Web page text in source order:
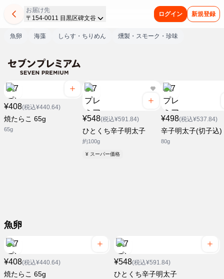
お届け先
〒154-0011 目黒区碑文谷
ログイン 新規登録
魚卵 海藻 しらす・ちりめん 燻製・スモーク・珍味
¥408(税込¥440.64)
焼たらこ 65g
65g
¥548(税込¥591.84)
ひとくち辛子明太子
約100g
¥ スーパー価格
¥498(税込¥537.84)
辛子明太子(切子込)
80g
魚卵
¥408(税込¥440.64)
焼たらこ 65g
¥548(税込¥591.84)
ひとくち辛子明太子